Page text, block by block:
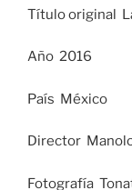
Título original
Año 2016
País México
Director
Fotografía